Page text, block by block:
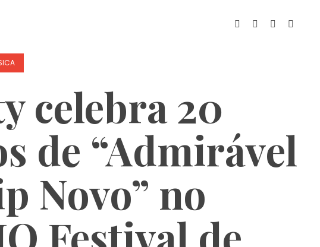
celebra 20
de “Admirável
Novo” no